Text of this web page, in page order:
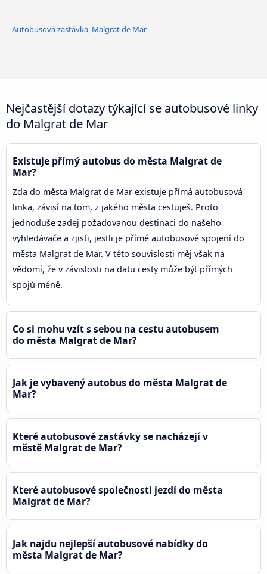
Autobusová zastávka, Malgrat de Mar
Nejčastější dotazy týkající se autobusové linky
do Malgrat de Mar
Existuje přímý autobus do města Malgrat de
Mar?
Zda do města Malgrat de Mar existuje přímá autobusová
linka, závisí na tom, z jakého města cestuješ. Proto
jednoduše zadej požadovanou destinaci do našeho
vyhledávače a zjisti, jestli je přímé autobusové spojení do
města Malgrat de Mar. V této souvislosti měj však na
vědomí, že v závislosti na datu cesty může být přímých
spojů méně.
Co si mohu vzít s sebou na cestu autobusem
do města Malgrat de Mar?
Jak je vybavený autobus do města Malgrat de
Mar?
Které autobusové zastávky se nacházejí v
městě Malgrat de Mar?
Které autobusové společnosti jezdí do města
Malgrat de Mar?
Jak najdu nejlepší autobusové nabídky do
města Malgrat de Mar?